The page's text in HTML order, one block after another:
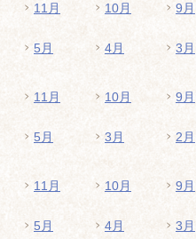
11月 10月 9月
5月 4月 3月
11月 10月 9月
5月 3月 2月
11月 10月 9月
5月 4月 3月